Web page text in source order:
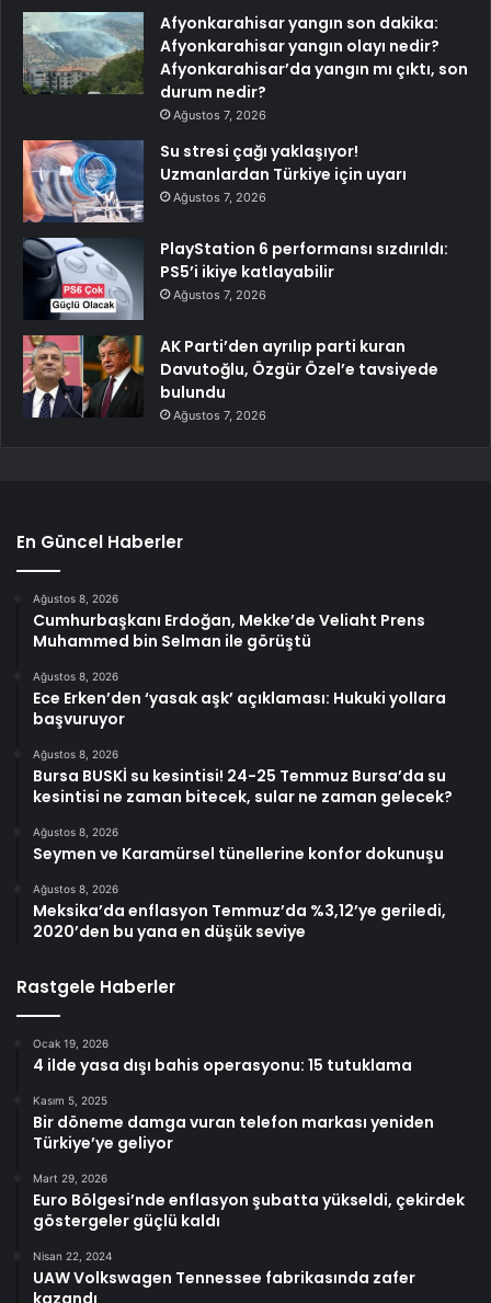
Afyonkarahisar yangın son dakika:
Afyonkarahisar yangın olayı nedir?
Afyonkarahisar’da yangın mı çıktı, son
durum nedir?
Ağustos 7, 2026
Su stresi çağı yaklaşıyor!
Uzmanlardan Türkiye için uyarı
Ağustos 7, 2026
PlayStation 6 performansı sızdırıldı:
PS5’i ikiye katlayabilir
Ağustos 7, 2026
AK Parti’den ayrılıp parti kuran
Davutoğlu, Özgür Özel’e tavsiyede
bulundu
Ağustos 7, 2026
En Güncel Haberler
Ağustos 8, 2026
Cumhurbaşkanı Erdoğan, Mekke’de Veliaht Prens
Muhammed bin Selman ile görüştü
Ağustos 8, 2026
Ece Erken’den ‘yasak aşk’ açıklaması: Hukuki yollara
başvuruyor
Ağustos 8, 2026
Bursa BUSKİ su kesintisi! 24-25 Temmuz Bursa’da su
kesintisi ne zaman bitecek, sular ne zaman gelecek?
Ağustos 8, 2026
Seymen ve Karamürsel tünellerine konfor dokunuşu
Ağustos 8, 2026
Meksika’da enflasyon Temmuz’da %3,12’ye geriledi,
2020’den bu yana en düşük seviye
Rastgele Haberler
Ocak 19, 2026
4 ilde yasa dışı bahis operasyonu: 15 tutuklama
Kasım 5, 2025
Bir döneme damga vuran telefon markası yeniden
Türkiye’ye geliyor
Mart 29, 2026
Euro Bölgesi’nde enflasyon şubatta yükseldi, çekirdek
göstergeler güçlü kaldı
Nisan 22, 2024
UAW Volkswagen Tennessee fabrikasında zafer